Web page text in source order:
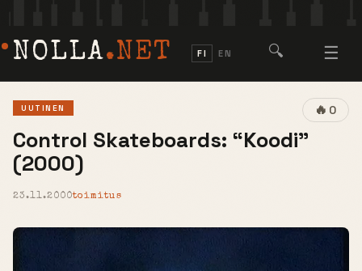
NOLLA.NET FI EN 🔍 ☰
🔥 0
UUTINEN
Control Skateboards: “Koodi”
(2000)
23.11.2000toimitus